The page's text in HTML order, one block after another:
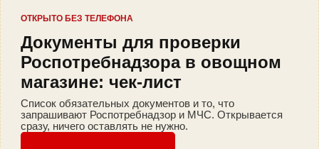
ОТКРЫТО БЕЗ ТЕЛЕФОНА
Документы для проверки
Роспотребнадзора в овощном
магазине: чек-лист
Список обязательных документов и то, что
запрашивают Роспотребнадзор и МЧС. Открывается
сразу, ничего оставлять не нужно.